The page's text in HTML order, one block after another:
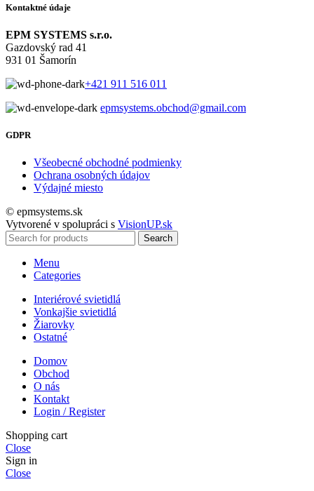
Kontaktné údaje
EPM SYSTEMS s.r.o.
Gazdovský rad 41
931 01 Šamorín
+421 911 516 011
epmsystems.obchod@gmail.com
GDPR
Všeobecné obchodné podmienky
Ochrana osobných údajov
Výdajné miesto
© epmsystems.sk
Vytvorené v spolupráci s VisionUP.sk
Search
Menu
Categories
Interiérové svietidlá
Vonkajšie svietidlá
Žiarovky
Ostatné
Domov
Obchod
O nás
Kontakt
Login / Register
Shopping cart
Close
Sign in
Close